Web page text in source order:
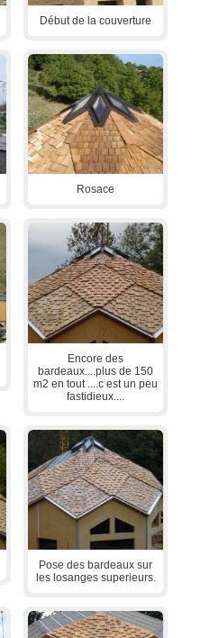
Début de la couverture
Rosace
Encore des
bardeaux....plus de 150
m2 en tout ....c est un peu
fastidieux....
Pose des bardeaux sur
les losanges superieurs.